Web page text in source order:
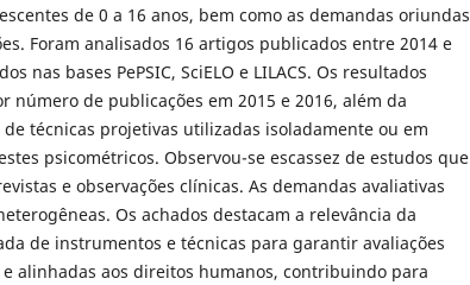
de 0 a 16 anos, bem como as demandas oriundas
Foram analisados 16 artigos publicados entre 2014 e
nas bases PePSIC, SciELO e LILACS. Os resultados
número de publicações em 2015 e 2016, além da
técnicas projetivas utilizadas isoladamente ou em
psicométricos. Observou-se escassez de estudos que
e observações clínicas. As demandas avaliativas
Os achados destacam a relevância da
de instrumentos e técnicas para garantir avaliações
e alinhadas aos direitos humanos, contribuindo para